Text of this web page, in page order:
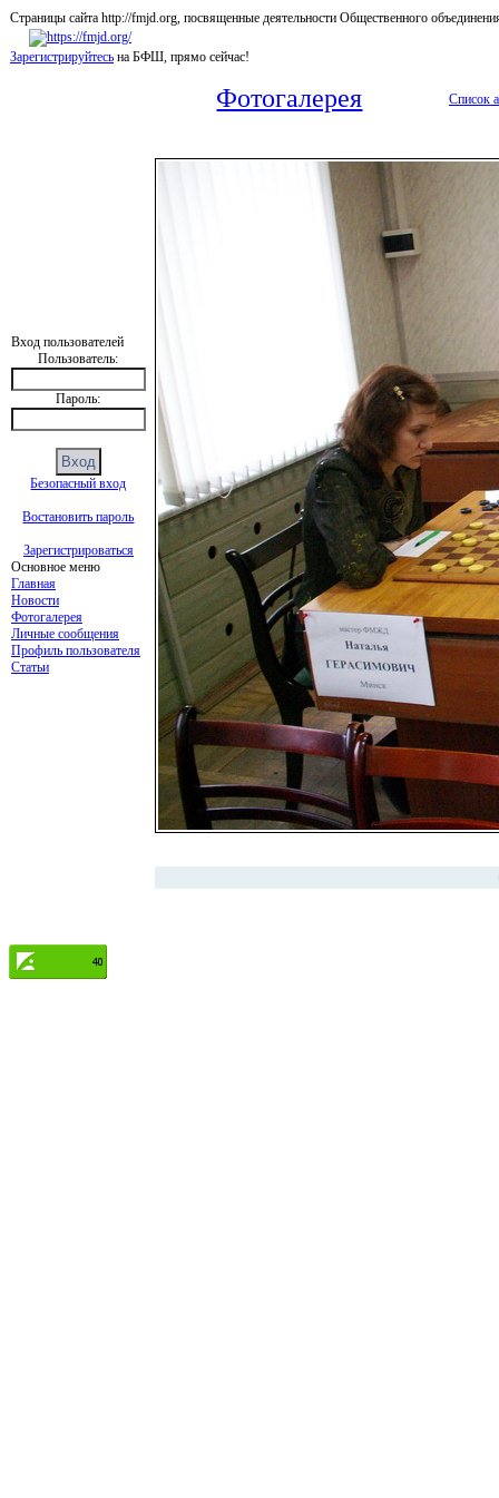
Страницы сайта http://fmjd.org, посвященные деятельности Общественного
Зарегистрируйтесь на БФШ, прямо сейчас!
Вход пользователей
Пользователь:
Пароль:
Безопасный вход
Востановить пароль
Зарегистрироваться
Основное меню
Главная
Новости
Фотогалерея
Личные сообщения
Профиль пользователя
Статьи
Фотогалерея Список